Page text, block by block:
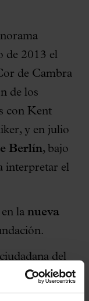
de 2013 el
de Cambra
de los
con Kent
y en julio
Berlín, bajo
interpretar el
la nueva
del
el documental
colaboración